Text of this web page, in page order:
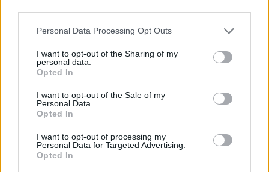
Personal Data Processing Opt Outs
I want to opt-out of the Sharing of my
personal data.
Opted In
I want to opt-out of the Sale of my
Personal Data.
Opted In
I want to opt-out of processing my
Personal Data for Targeted Advertising.
Opted In
Az előfizetés a következőket tartalmazza:
Portfolio.hu teljes cikkarchívum
Kötéslisták: BÉT elmúlt 2 év napon belüli
kötéslistái
Előfizetés